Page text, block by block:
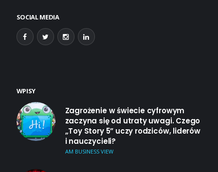
SOCIAL MEDIA
WPISY
Zagrożenie w świecie cyfrowym
zaczyna się od utraty uwagi. Czego
„Toy Story 5” uczy rodziców, liderów
i nauczycieli?
AM BUSINESS VIEW